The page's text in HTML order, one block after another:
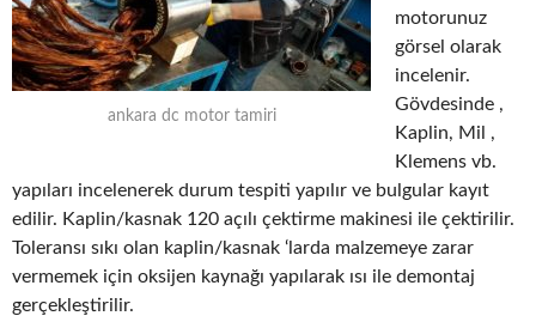
ankara dc motor tamiri
motorunuz
görsel olarak
incelenir.
Gövdesinde ,
Kaplin, Mil ,
Klemens vb.
yapıları incelenerek durum tespiti yapılır ve bulgular kayıt
edilir. Kaplin/kasnak 120 açılı çektirme makinesi ile çektirilir.
Toleransı sıkı olan kaplin/kasnak ‘larda malzemeye zarar
vermemek için oksijen kaynağı yapılarak ısı ile demontaj
gerçekleştirilir.